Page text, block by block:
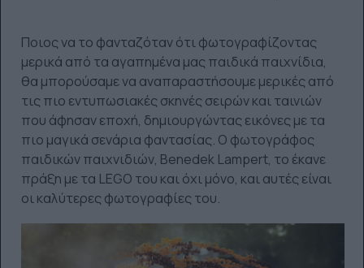
Ποιος να το φανταζόταν ότι φωτογραφίζοντας
μερικά από τα αγαπημένα μας παιδικά παιχνίδια,
θα μπορούσαμε να αναπαραστήσουμε μερικές από
τις πιο εντυπωσιακές σκηνές σειρών και ταινιών
που άφησαν εποχή, δημιουργώντας εικόνες με τα
πιο μαγικά σενάρια φαντασίας. Ο φωτογράφος
παιδικών παιχνιδιών, Benedek Lampert, το έκανε
πράξη με τα LEGO του και όχι μόνο, και αυτές είναι
οι καλύτερες φωτογραφίες του.